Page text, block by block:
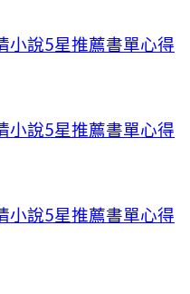
小說5星推薦書單心得
小說5星推薦書單心得
小說5星推薦書單心得